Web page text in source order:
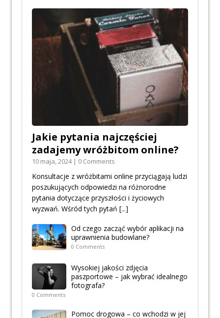
Jakie pytania najczęściej
zadajemy wróżbitom online?
10 maja, 2024 | 0 Comments
Konsultacje z wróżbitami online przyciągają ludzi
poszukujących odpowiedzi na różnorodne
pytania dotyczące przyszłości i życiowych
wyzwań. Wśród tych pytań [...]
Od czego zacząć wybór aplikacji na
uprawnienia budowlane?
0 Comments
Wysokiej jakości zdjęcia
paszportowe – jak wybrać idealnego
fotografa?
0 Comments
Pomoc drogowa – co wchodzi w jej